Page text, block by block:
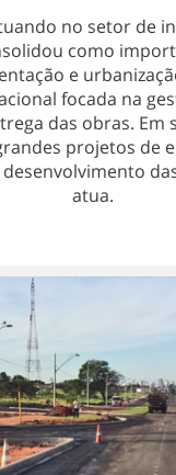
no setor de
como
e
focada na
das obras. Em
projetos de
atua.